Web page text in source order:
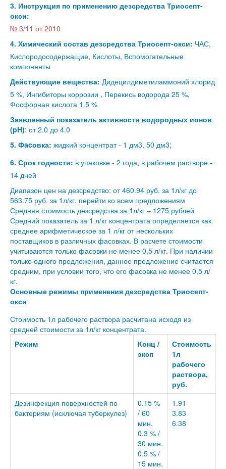
3. Инструкция по применению дезсредства Триосепт-
окси:
№ 3/11 от 2010
4. Химический состав дезсредства Триосепт-окси: ЧАС,
Кислородосодержащие, Кислоты, Вспомогательные
компоненты
Действующие вещества: Дидецилдиметиламмоний хлорид
5 %, Ингибиторы коррозии , Перекись водорода 25 %,
Фосфорная кислота 1.5 %
Заявленный показатель активности водородных ионов
(pH): от 2.0 до 4.0
5. Фacовка: жидкий концентрат - 1 дм3, 50 дм3;
6. Срок годности: в упаковке - 2 года, в рабочем растворе -
14 дней
Диапазон цен на дезсредство: от 460.94 руб. за 1л/кг до
563.75 руб. за 1л/кг. перейти ко всем предложениям
Средняя стоимость дезсредства за 1л/кг – 1275 рублей
Средний показатель за 1 л/кг концентрата определяется как
среднее арифметическое за 1 л/кг от нескольких
поставщиков в различных фасовках. В расчете стоимости
учитываются только фасовки не менее 0,5 л/кг. При наличии
только одного предложения, данное предложение считается
средним, при условии того, что его фасовка не менее 0,5 л/
кг.
Основные режимы применения дезсредства Триосепт-
окси
Стоимость 1л рабочего раствора расчитана исходя из
средней стоимости за 1л/кг концентрата.
Режим
Конц /
эксп
Стоимость
1л
рабочего
раствора,
руб.
Дезинфекция поверхностей по
бактериям (исключая туберкулез)
0.15 %
/ 60
мин.
0.3 % /
30 мин.
0.5 % /
15 мин.
1.91
3.83
6.38